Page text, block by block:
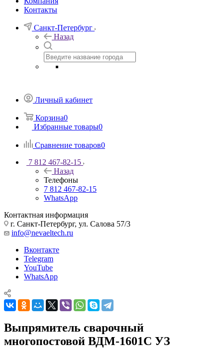
Контакты
Санкт-Петербург
Назад
Личный кабинет
Корзина0
Избранные товары0
Сравнение товаров0
7 812 467-82-15
Назад
Телефоны
7 812 467-82-15
WhatsApp
Контактная информация
г. Санкт-Петербург, ул. Салова 57/3
info@nevaeltech.ru
Вконтакте
Telegram
YouTube
WhatsApp
Выпрямитель сварочный
многопостовой ВДМ-1601С УЗ